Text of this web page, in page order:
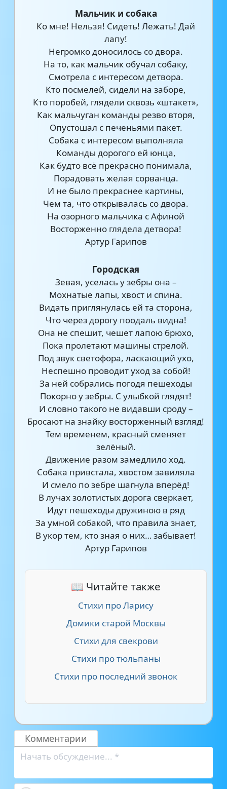
Мальчик и собака
Ко мне! Нельзя! Сидеть! Лежать! Дай
лапу!
Негромко доносилось со двора.
На то, как мальчик обучал собаку,
Смотрела с интересом детвора.
Кто посмелей, сидели на заборе,
Кто поробей, глядели сквозь «штакет»,
Как мальчуган команды резво вторя,
Опустошал с печеньями пакет.
Собака с интересом выполняла
Команды дорогого ей юнца,
Как будто всё прекрасно понимала,
Порадовать желая сорванца.
И не было прекраснее картины,
Чем та, что открывалась со двора.
На озорного мальчика с Афиной
Восторженно глядела детвора!
Артур Гарипов
Городская
Зевая, уселась у зебры она –
Мохнатые лапы, хвост и спина.
Видать приглянулась ей та сторона,
Что через дорогу поодаль видна!
Она не спешит, чешет лапою брюхо,
Пока пролетают машины стрелой.
Под звук светофора, ласкающий ухо,
Неспешно проводит уход за собой!
За ней собрались погодя пешеходы
Покорно у зебры. С улыбкой глядят!
И словно такого не видавши сроду –
Бросают на знайку восторженный взгляд!
Тем временем, красный сменяет
зелёный.
Движение разом замедлило ход.
Собака привстала, хвостом завиляла
И смело по зебре шагнула вперёд!
В лучах золотистых дорога сверкает,
Идут пешеходы дружиною в ряд
За умной собакой, что правила знает,
В укор тем, кто зная о них… забывает!
Артур Гарипов
📖 Читайте также
Стихи про Ларису
Домики старой Москвы
Стихи для свекрови
Стихи про тюльпаны
Стихи про последний звонок
Комментарии